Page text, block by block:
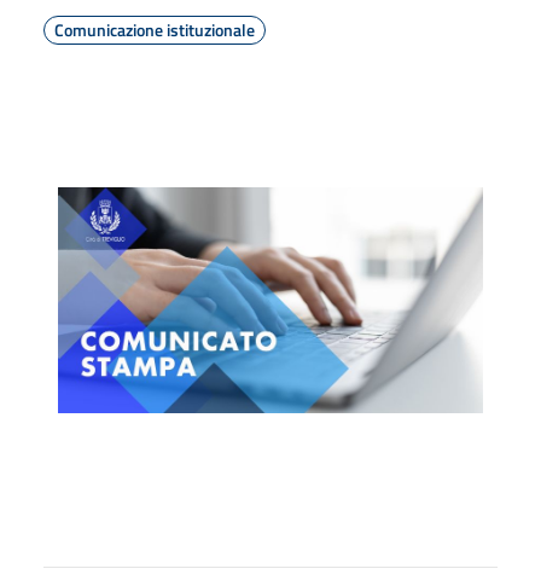
Comunicazione istituzionale